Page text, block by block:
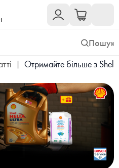
| Отримайте більше з